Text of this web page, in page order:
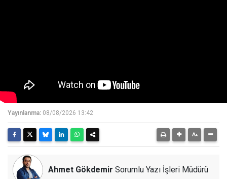
Yayınlanma: 08/08/2026 13:42
Ahmet Gökdemir Sorumlu Yazı İşleri Müdürü